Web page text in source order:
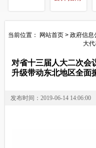
当前位置： 网站首页> 政府信息
大代
对省十三届人大二次会
升级带动东北地区全面
发布时间：2019-06-14 14:06:00